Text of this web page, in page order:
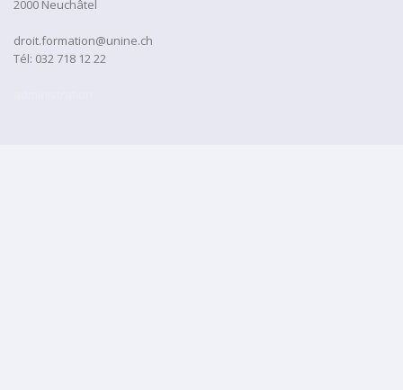
2000 Neuchâtel
droit.formation@unine.ch
Tél: 032 718 12 22